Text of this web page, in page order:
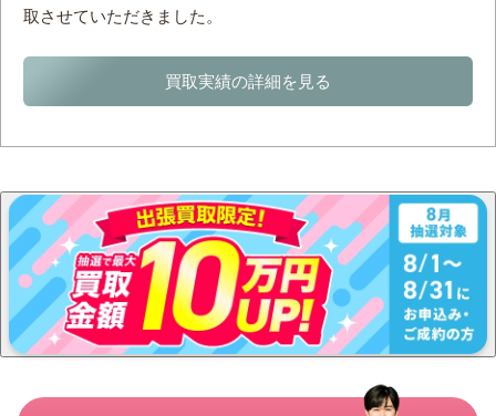
取させていただきました。
買取実績の詳細を見る